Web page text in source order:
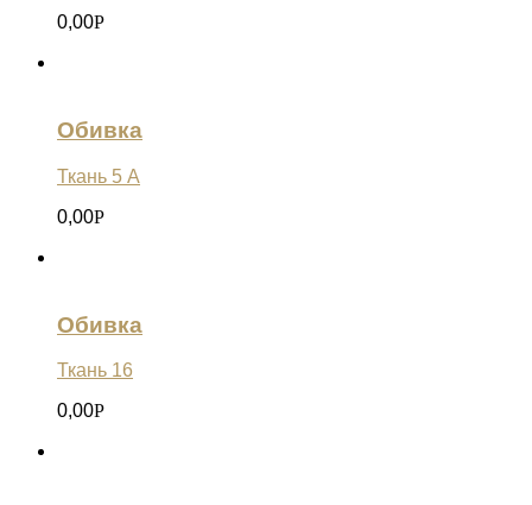
0,00Р
Обивка
Ткань 5 А
0,00Р
Обивка
Ткань 16
0,00Р